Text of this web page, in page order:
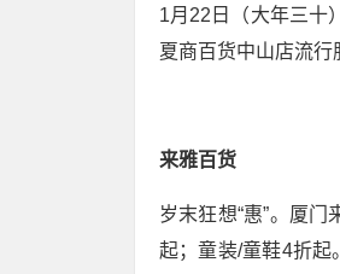
1月22日（大年三十
夏商百货中山店流行
来雅百货
岁末狂想“惠”。厦
起；童装/童鞋4折起